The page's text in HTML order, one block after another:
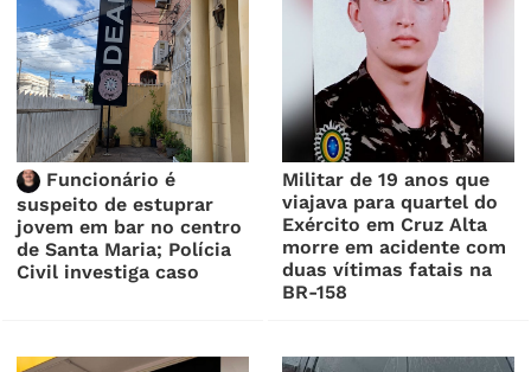
Funcionário é
suspeito de estuprar
jovem em bar no centro
de Santa Maria; Polícia
Civil investiga caso
Militar de 19 anos que
viajava para quartel do
Exército em Cruz Alta
morre em acidente com
duas vítimas fatais na
BR-158